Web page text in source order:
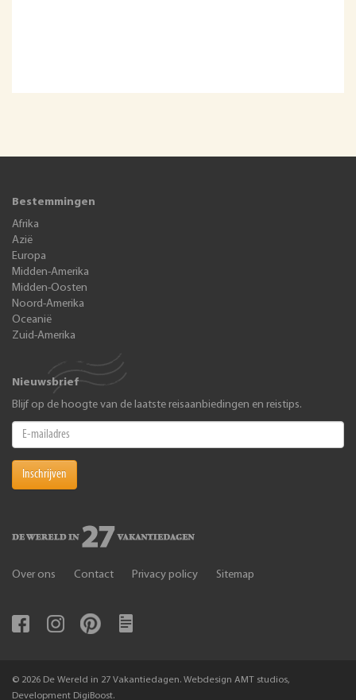
Bestemmingen
Afrika
Azië
Europa
Midden-Amerika
Midden-Oosten
Noord-Amerika
Oceanië
Zuid-Amerika
Nieuwsbrief
Blijf op de hoogte van de laatste reisaanbiedingen en reistips.
Inschrijven
Over ons Contact Privacy policy Sitemap
© 2026 De Wereld in 27 Vakantiedagen. Webdesign AMT studios,
Development DigiBoost.